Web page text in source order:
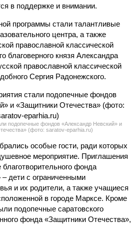
в поддержке и внимании.
программы стали талантливые
центра, а также
православной классической
благоверного князя Александра
православной классической
Сергия Радонежского.
подопечные фондов «Александр Невский» и
(фото: saratov-eparhia.ru)
особые гости, ради которых
мероприятие. Приглашения
фонда
дети с ограниченными
и их родители, а также учащиеся
в городе Марксе. Кроме
подопечные саратовского
фонда «Защитники Отечества»,